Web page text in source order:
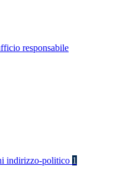
responsabile
indirizzo-politico 1